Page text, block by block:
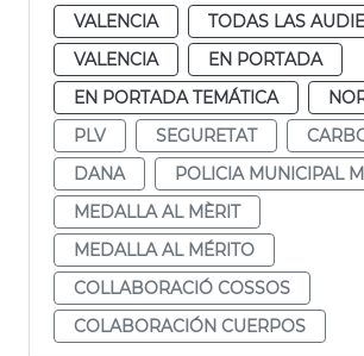
VALENCIA
TODAS LAS
VALENCIA
EN PORTADA
EN PORTADA TEMÁTICA
PLV
SEGURETAT
DANA
POLICIA MUNICIPAL
MEDALLA AL MÈRIT
MEDALLA AL MÉRITO
COLLABORACIÓ COSSOS
COLABORACIÓN CUERPOS